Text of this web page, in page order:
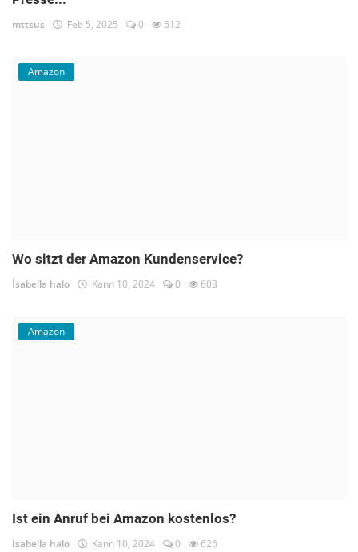
mttsus Feb 5, 2025 0 512
Amazon
Wo sitzt der Amazon Kundenservice?
İsabella halo Kann 10, 2024 0 603
Amazon
Ist ein Anruf bei Amazon kostenlos?
İsabella halo Kann 10, 2024 0 626